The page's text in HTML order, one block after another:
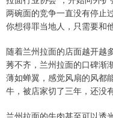
两碗面的竞争一直没有停止
你想得罪当地人，只需要和
随着兰州拉面的店面越开越
莠不齐，兰州拉面的口碑渐
薄如蝉翼，感觉风扇的风都
牛，被店家切了三年，还没